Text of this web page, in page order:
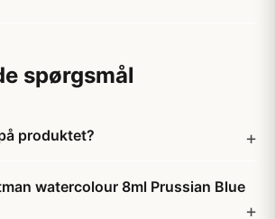
spørgsmål
produktet?
watercolour 8ml Prussian Blue